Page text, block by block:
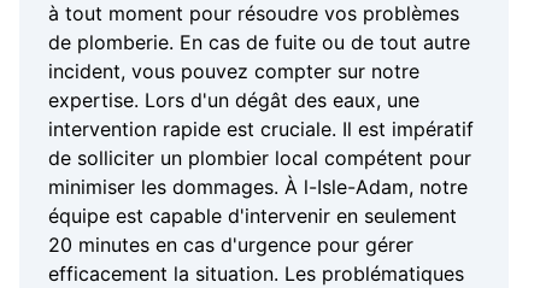
à tout moment pour résoudre vos problèmes
de plomberie. En cas de fuite ou de tout autre
incident, vous pouvez compter sur notre
expertise. Lors d'un dégât des eaux, une
intervention rapide est cruciale. Il est impératif
de solliciter un plombier local compétent pour
minimiser les dommages. À l-Isle-Adam, notre
équipe est capable d'intervenir en seulement
20 minutes en cas d'urgence pour gérer
efficacement la situation. Les problématiques